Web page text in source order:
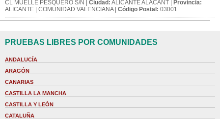
CL MUELLE PESQUERO S/N | Ciudad: ALICANTE ALACANT |
Provincia:
ALICANTE | COMUNIDAD VALENCIANA | Código Postal: 03001
PRUEBAS LIBRES POR COMUNIDADES
ANDALUCÍA
ARAGÓN
CANARIAS
CASTILLA LA MANCHA
CASTILLA Y LEÓN
CATALUÑA